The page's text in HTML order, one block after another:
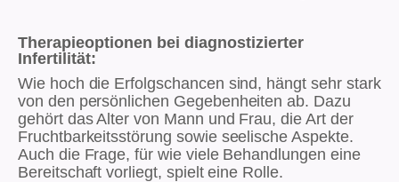
Therapieoptionen bei diagnostizierter
Infertilität:
Wie hoch die Erfolgschancen sind, hängt sehr stark
von den persönlichen Gegebenheiten ab. Dazu
gehört das Alter von Mann und Frau, die Art der
Fruchtbarkeitsstörung sowie seelische Aspekte.
Auch die Frage, für wie viele Behandlungen eine
Bereitschaft vorliegt, spielt eine Rolle.